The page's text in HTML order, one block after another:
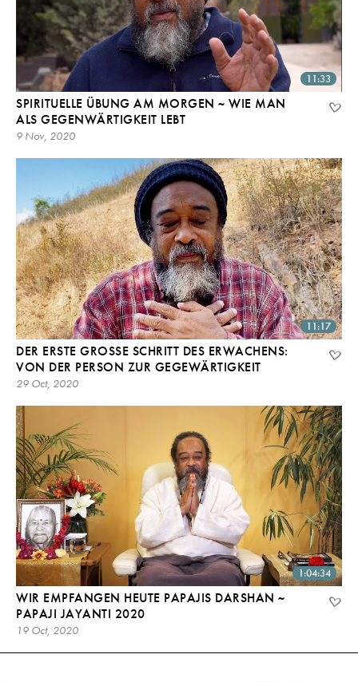
11:33
SPIRITUELLE ÜBUNG AM MORGEN ~ WIE MAN
ALS GEGENWÄRTIGKEIT LEBT
9 Nov, 2020
11:17
DER ERSTE GROSSE SCHRITT DES ERWACHENS: V
ON DER PERSON ZUR GEGEWÄRTIGKEIT
29 Oct, 2020
1:04:34
WIR EMPFANGEN HEUTE PAPAJIS DARSHAN ~
PAPAJI JAYANTI 2020
19 Oct, 2020